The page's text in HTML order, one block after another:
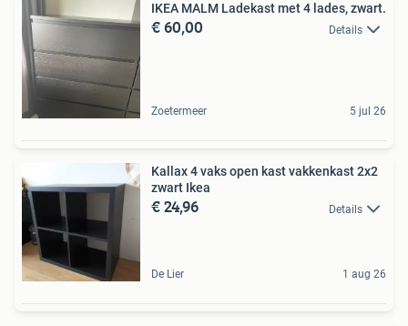
IKEA MALM Ladekast met 4 lades, zwart.
€ 60,00 Details
Zoetermeer 5 jul 26
Kallax 4 vaks open kast vakkenkast 2x2
zwart Ikea
€ 24,96 Details
De Lier 1 aug 26